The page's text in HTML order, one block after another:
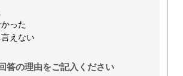
った
えない
答の理由をご記入ください